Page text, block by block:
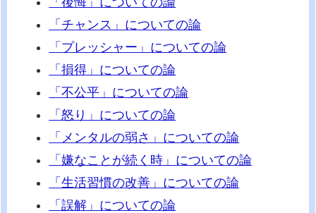
「チャンス」についての論
「プレッシャー」についての論
「損得」についての論
「不公平」についての論
「怒り」についての論
「メンタルの弱さ」についての論
「嫌なことが続く時」についての論
「生活習慣の改善」についての論
「誤解」についての論